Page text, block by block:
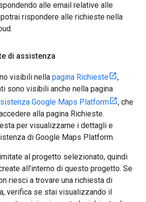
alle email relative alle
rispondere alle richieste nella
di assistenza
visibili nella pagina Richieste
,
sono visibili anche nella pagina
Google Maps Platform
, che
alla pagina Richieste.
per visualizzarne i dettagli e
di Google Maps Platform.
al progetto selezionato, quindi
all'interno di questo progetto. Se
riesci a trovare una richiesta di
verifica se stai visualizzando il